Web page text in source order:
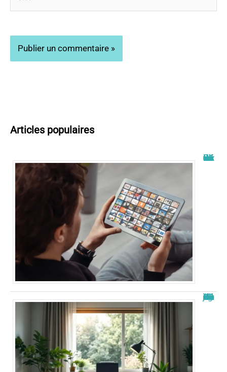
Articles populaires
Wiflix nouvelle adresse : découvrez les dernières informations
Nouvelle adresse de zone de téléchargement : Guide 2026 à jour